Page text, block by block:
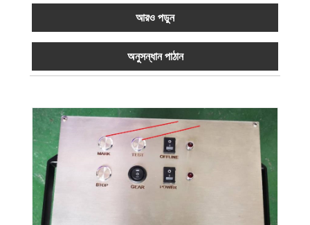
আরও পড়ুন
অনুসন্ধান পাঠান